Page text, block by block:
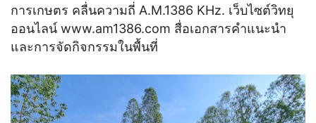
การเกษตร คลื่นความถี่ A.M.1386 KHz. เว็บไซต์วิทยุ
ออนไลน์ www.am1386.com สื่อเอกสารคำแนะนำ
และการจัดกิจกรรมในพื้นที่